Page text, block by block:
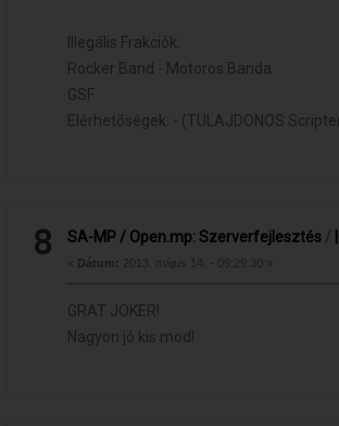
Illegális Frakciók:
Rocker Band - Motoros Banda
GSF
Elérhetõségek: - (TULAJDONOS
8 SA-MP / Open.mp: Szerverfejlesztés /
« Dátum: 2013. május 14. - 09:29:30 »
GRAT JOKER!
Nagyon jó kis mod!